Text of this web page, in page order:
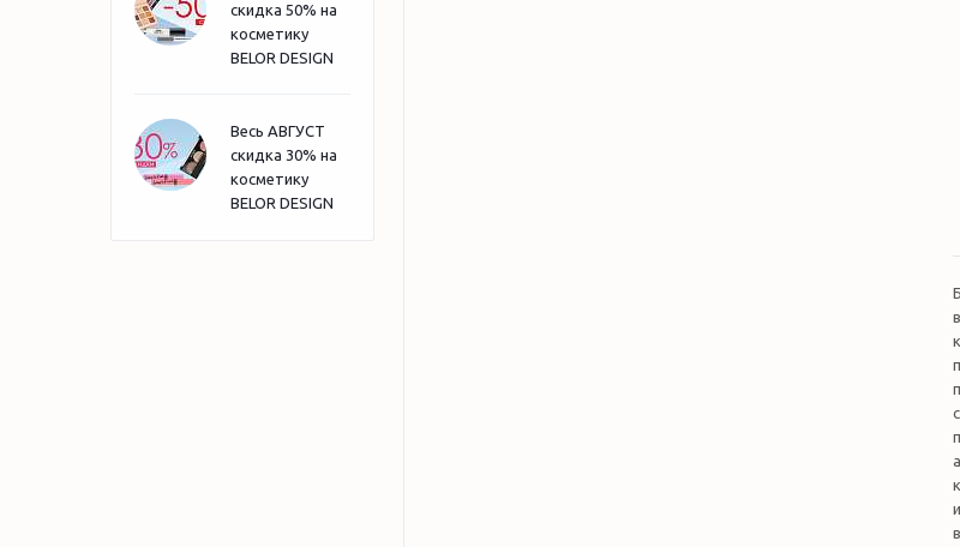
скидка 50% на
косметику
BELOR DESIGN
Весь АВГУСТ
скидка 30% на
косметику
BELOR DESIGN